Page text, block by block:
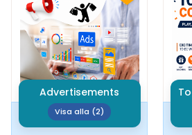
Bar
Bistro
Hotell
Aktiviteter
Nattliv
Tåg
Advertisements
Visa alla (2)